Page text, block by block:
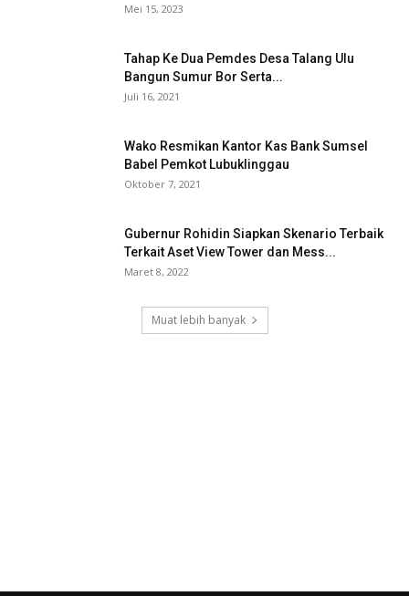
Mei 15, 2023
Tahap Ke Dua Pemdes Desa Talang Ulu
Bangun Sumur Bor Serta...
Juli 16, 2021
Wako Resmikan Kantor Kas Bank Sumsel
Babel Pemkot Lubuklinggau
Oktober 7, 2021
Gubernur Rohidin Siapkan Skenario Terbaik
Terkait Aset View Tower dan Mess...
Maret 8, 2022
Muat lebih banyak